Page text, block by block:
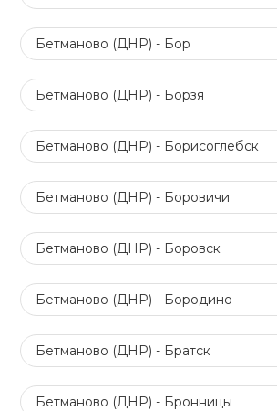
Бетманово (ДНР) - Бор
Бетманово (ДНР) - Борзя
Бетманово (ДНР) - Борисоглебск
Бетманово (ДНР) - Боровичи
Бетманово (ДНР) - Боровск
Бетманово (ДНР) - Бородино
Бетманово (ДНР) - Братск
Бетманово (ДНР) - Бронницы